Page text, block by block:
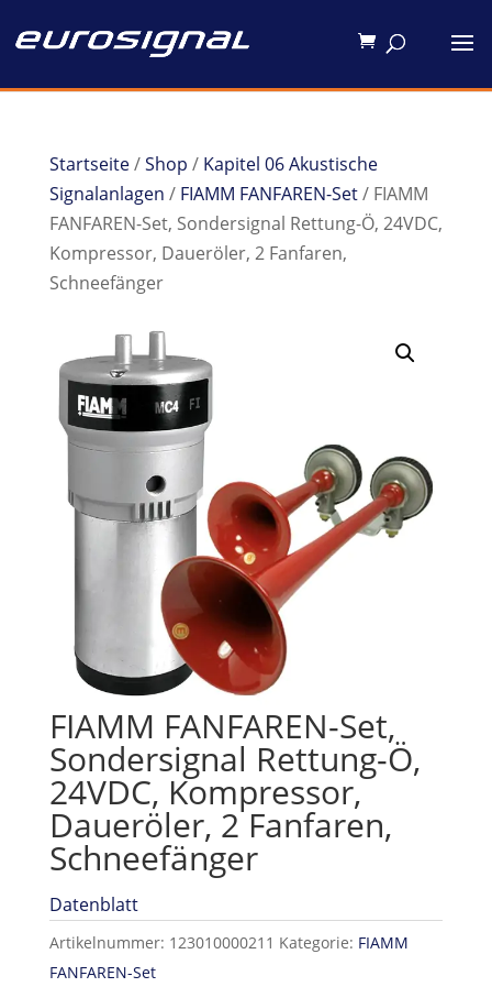
Startseite/Shop / Kapitel 06 Akustische
Signalanlagen / FIAMM FANFAREN-Set/ FIAMM
FANFAREN-Set, Sondersignal Rettung-Ö, 24VDC,
Kompressor, Daueröler, 2 Fanfaren,
Schneefänger
FIAMM FANFAREN-Set,
Sondersignal Rettung-Ö,
24VDC, Kompressor,
Daueröler, 2 Fanfaren,
Schneefänger
Datenblatt
Artikelnummer: 123010000211 Kategorie: FIAMM
FANFAREN-Set